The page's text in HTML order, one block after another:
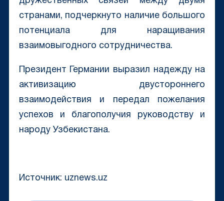
странами, подчеркнуто наличие большого
потенциала для наращивания
взаимовыгодного сотрудничества.
Президент Германии выразил надежду на
активизацию двустороннего
взаимодействия и передал пожелания
успехов и благополучия руководству и
народу Узбекистана.
Источник: uznews.uz